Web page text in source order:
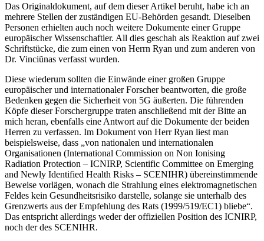
Das Originaldokument, auf dem dieser Artikel beruht, habe ich an
mehrere Stellen der zuständigen EU-Behörden gesandt. Dieselben
Personen erhielten auch noch weitere Dokumente einer Gruppe
europäischer Wissenschaftler. All dies geschah als Reaktion auf zwei
Schriftstücke, die zum einen von Herrn Ryan und zum anderen von
Dr. Vinciũnas verfasst wurden.
Diese wiederum sollten die Einwände einer großen Gruppe
europäischer und internationaler Forscher beantworten, die große
Bedenken gegen die Sicherheit von 5G äußerten. Die führenden
Köpfe dieser Forschergruppe traten anschließend mit der Bitte an
mich heran, ebenfalls eine Antwort auf die Dokumente der beiden
Herren zu verfassen. Im Dokument von Herr Ryan liest man
beispielsweise, dass „von nationalen und internationalen
Organisationen (International Commission on Non Ionising
Radiation Protection – ICNIRP, Scientific Committee on Emerging
and Newly Identified Health Risks – SCENIHR) übereinstimmende
Beweise vorlägen, wonach die Strahlung eines elektromagnetischen
Feldes kein Gesundheitsrisiko darstelle, solange sie unterhalb des
Grenzwerts aus der Empfehlung des Rats (1999/519/EC1) bliebe“.
Das entspricht allerdings weder der offiziellen Position des ICNIRP,
noch der des SCENIHR.